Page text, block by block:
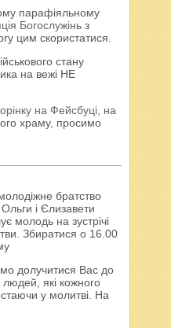
парафіяльному
Богослужінь з
цим скористатися.
стану
на вежі НЕ
на Фейсбуці, на
храму, просимо
братство
і Єлизавети
молодь на зустрічі
Збиратися о 16.00
долучитися Вас до
які кожного
у молитві. На